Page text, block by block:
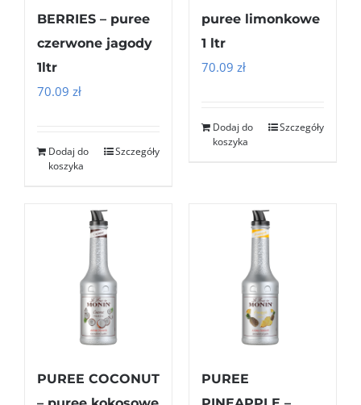
BERRIES – puree
czerwone jagody
1ltr
70.09 zł
Dodaj do
koszyka
Szczegóły
puree limonkowe
1 ltr
70.09 zł
Dodaj do
koszyka
Szczegóły
PUREE COCONUT
PUREE